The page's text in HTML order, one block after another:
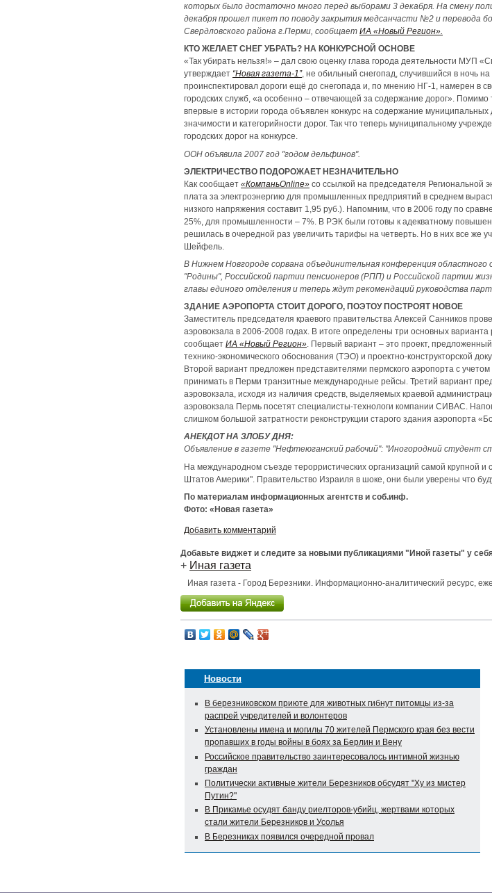
которых было достаточно много перед выборами 3 декабря. На смену
декабря прошел пикет по поводу закрытия медсанчасти №2 и перевода
Свердловского района г.Перми, сообщает ИА «Новый Регион».
КТО ЖЕЛАЕТ СНЕГ УБРАТЬ? НА КОНКУРСНОЙ ОСНОВЕ
«Так убирать нельзя!» – дал свою оценку глава города деятельности МУП
утверждает “Новая газета-1”, не обильный снегопад, случившийся в ночь
проинспектировал дороги ещё до снегопада и, по мнению НГ-1, намерен в
городских служб, «а особенно – отвечающей за содержание дорог».
впервые в истории города объявлен конкурс на содержание
значимости и категорийности дорог. Так что теперь муниципальному
городских дорог на конкурсе.
ООН объявила 2007 год "годом дельфинов".
ЭЛЕКТРИЧЕСТВО ПОДОРОЖАЕТ НЕЗНАЧИТЕЛЬНО
Как сообщает «КомпаньОnline» со ссылкой на председателя
плата за электроэнергию для промышленных предприятий в среднем
низкого напряжения составит 1,95 руб.). Напомним, что в 2006 году по
25%, для промышленности – 7%. В РЭК были готовы к адекватному
решилась в очередной раз увеличить тарифы на четверть. Но в них все же
Шейфель.
В Нижнем Новгороде сорвана объединительная конференция
"Родины", Российской партии пенсионеров (РПП) и Российской партии
главы единого отделения и теперь ждут рекомендаций руководства
ЗДАНИЕ АЭРОПОРТА СТОИТ ДОРОГО, ПОЭТОУ ПОСТРОЯТ НОВОЕ
Заместитель председателя краевого правительства Алексей Санников
аэровокзала в 2006-2008 годах. В итоге определены три основных
сообщает ИА «Новый Регион». Первый вариант – это проект,
технико-экономического обоснования (ТЭО) и проектно-конструкторской
Второй вариант предложен представителями пермского аэропорта с
принимать в Перми транзитные международные рейсы. Третий вариант
аэровокзала, исходя из наличия средств, выделяемых краевой
аэровокзала Пермь посетят специалисты-технологи компании СИВАС.
слишком большой затратности реконструкции старого здания аэропорта
АНЕКДОТ НА ЗЛОБУ ДНЯ:
Объявление в газете "Нефтеюганский рабочий": "Иногородний студент
На международном съезде терорристических организаций самой крупной
Штатов Америки". Правительство Израиля в шоке, они были уверены что
По материалам информационных агентств и соб.инф.
Фото: «Новая газета»
Добавить комментарий
Добавьте виджет и следите за новыми публикациями "Иной газеты" у
+ Иная газета
Иная газета - Город Березники. Информационно-аналитический ресурс,
Новости
В березниковском приюте для животных гибнут питомцы из-за
распрей учредителей и волонтеров
Установлены имена и могилы 70 жителей Пермского края без вести
пропавших в годы войны в боях за Берлин и Вену
Российское правительство заинтересовалось интимной жизнью
граждан
Политически активные жители Березников обсудят "Ху из мистер
Путин?"
В Прикамье осудят банду риелторов-убийц, жертвами которых
стали жители Березников и Усолья
В Березниках появился очередной провал